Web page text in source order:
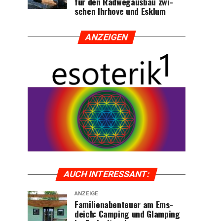
schen Ihr­ho­ve und Esklum
ANZEI­GEN
AUCH INTER­ES­SANT:
ANZEIGE
Fami­li­en­aben­teu­er am Ems­
deich: Cam­ping und Glam­ping